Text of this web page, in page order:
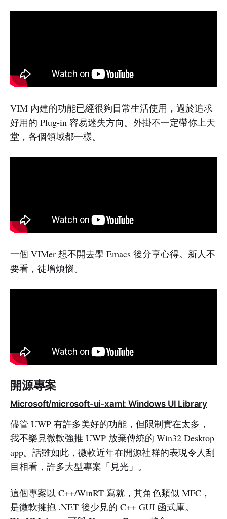
VIM 內建的功能已經很夠日常生活使用，過於追求
好用的 Plug-in 容易迷失方向。外掛不一定帶你上天
堂，各個領域都一樣。
一個 VIMer 想不開去學 Emacs 後分享心得。新人不
要看，徒增煩惱。
開源專案
Microsoft/microsoft-ui-xaml: Windows UI Library
儘管 UWP 有許多美好的功能，但限制實在太多，
我不樂見微軟強推 UWP 放棄傳統的 Win32 Desktop
app。話雖如此，微軟近年在開源社群的表現令人刮
目相看，許多大型專案「見光」。
這個專案以 C++/WinRT 寫就，其角色類似 MFC，
是微軟擁抱 .NET 後少見的 C++ GUI 函式庫。